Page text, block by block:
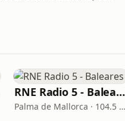
RNE Radio 5 - Baleares
Palma de Mallorca · 104.5 FM